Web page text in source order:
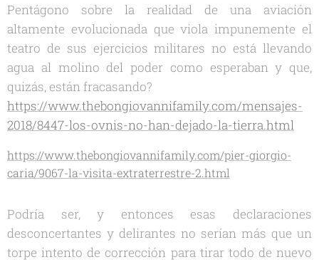
Pentágono sobre la realidad de una aviación
altamente evolucionada que viola impunemente el
teatro de sus ejercicios militares no está llevando
agua al molino del poder como esperaban y que,
quizás, están fracasando?
https://www.thebongiovannifamily.com/mensajes-
2018/8447-los-ovnis-no-han-dejado-la-tierra.html
https://www.thebongiovannifamily.com/pier-giorgio-
caria/9067-la-visita-extraterrestre-2.html
Podría ser, y entonces esas declaraciones
desconcertantes y delirantes no serían más que un
torpe intento de corrección para tirar todo de nuevo